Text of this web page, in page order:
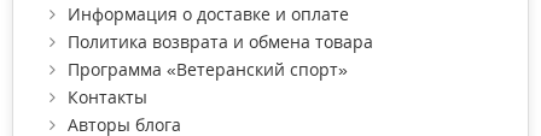
Информация о доставке и оплате
Политика возврата и обмена товара
Программа «Ветеранский спорт»
Контакты
Авторы блога